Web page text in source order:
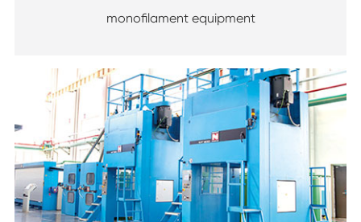
monofilament equipment